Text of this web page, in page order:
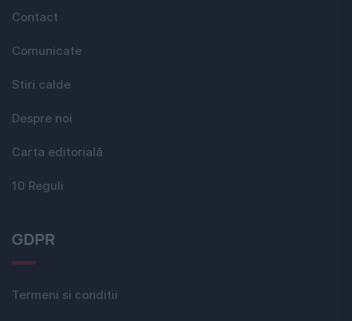
Contact
Comunicate
Stiri calde
Despre noi
Carta editorială
10 Reguli
GDPR
Termeni si conditii